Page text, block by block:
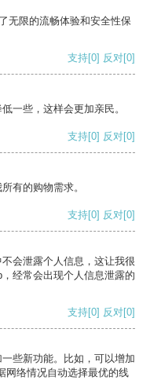
无限的流畅体验和安全性保
支持[0] 反对[0]
一些，这样会更加亲民。
支持[0] 反对[0]
有的购物需求。
支持[0] 反对[0]
会泄露个人信息，这让我很
经常会出现个人信息泄露的
支持[0] 反对[0]
些新功能。比如，可以增加
网络情况自动选择最优的线